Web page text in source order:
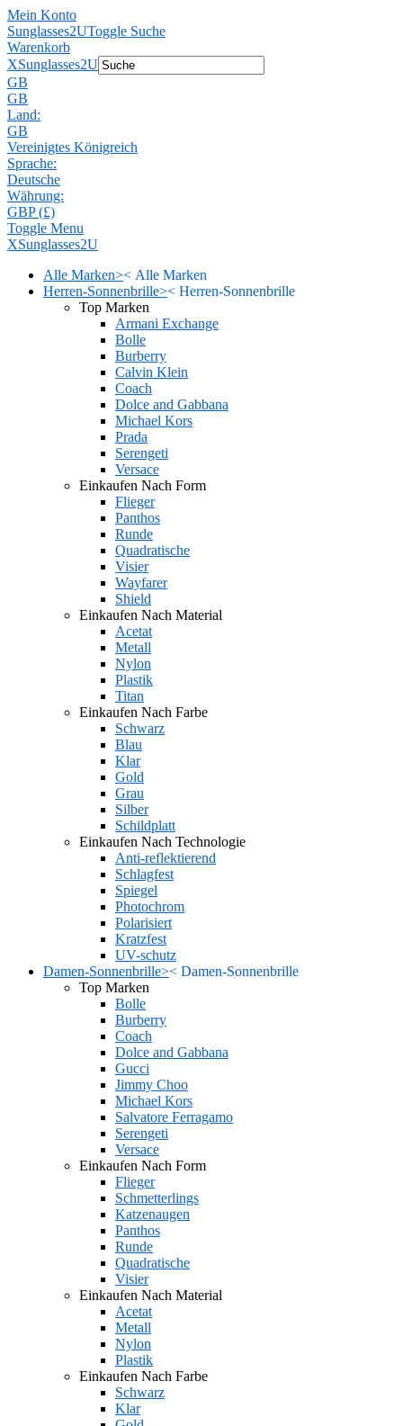
Mein Konto
Sunglasses2UToggle Suche
Warenkorb
XSunglasses2U
GB
GB
Land:
GB
Vereinigtes Königreich
Sprache:
Deutsche
Währung:
GBP (£)
Toggle Menu
XSunglasses2U
Alle Marken>< Alle Marken
Herren-Sonnenbrille>< Herren-Sonnenbrille
Top Marken
Armani Exchange
Bolle
Burberry
Calvin Klein
Coach
Dolce and Gabbana
Michael Kors
Prada
Serengeti
Versace
Einkaufen Nach Form
Flieger
Panthos
Runde
Quadratische
Visier
Wayfarer
Shield
Einkaufen Nach Material
Acetat
Metall
Nylon
Plastik
Titan
Einkaufen Nach Farbe
Schwarz
Blau
Klar
Gold
Grau
Silber
Schildplatt
Einkaufen Nach Technologie
Anti-reflektierend
Schlagfest
Spiegel
Photochrom
Polarisiert
Kratzfest
UV-schutz
Damen-Sonnenbrille>< Damen-Sonnenbrille
Top Marken
Bolle
Burberry
Coach
Dolce and Gabbana
Gucci
Jimmy Choo
Michael Kors
Salvatore Ferragamo
Serengeti
Versace
Einkaufen Nach Form
Flieger
Schmetterlings
Katzenaugen
Panthos
Runde
Quadratische
Visier
Einkaufen Nach Material
Acetat
Metall
Nylon
Plastik
Einkaufen Nach Farbe
Schwarz
Klar